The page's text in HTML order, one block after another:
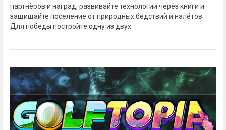
партнёров и наград, развивайте технологии через книги и
защищайте поселение от природных бедствий и налётов.
Для победы постройте одну из двух